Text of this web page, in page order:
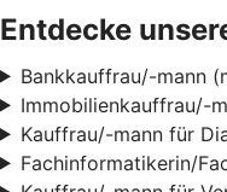
Entdecke
Bankkauffrau/-mann
Immobilienkauffrau/-
Kauffrau/-mann für
Fachinformatikerin/